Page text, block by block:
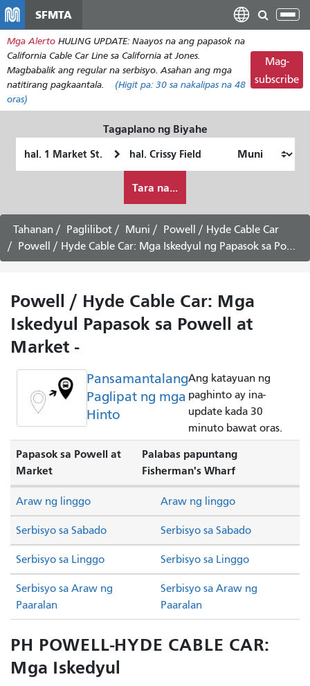
pangunahing
nilalaman
SFMTA
I-
ang
Mga Alerto HULING UPDATE: Naayos na ang papasok na
California Cable Car Line sa California at Jones.
Magbabalik ang regular na serbisyo. Asahan ang mga
natitirang pagkaantala.
(Higit pa: 30 sa nakalipas na 48
oras)
Mag-
subscribe
Tagaplano ng Biyahe
ko
gustong
maglakbay
Tara na...
Tahanan Paglilibot Muni
Powell / Hyde Cable Car
Powell / Hyde Cable Car: Mga Iskedyul ng Papasok sa Powell at Market
Powell / Hyde Cable Car: Mga
Iskedyul Papasok sa Powell at
Market -
Pansamantalang
Paglipat ng mga
Hinto
Ang katayuan ng
paghinto ay ina-
update kada 30
minuto bawat oras.
Papasok sa Powell at
Market
Palabas papuntang
Fisherman's Wharf
Serbisyo sa Sabado Serbisyo sa Sabado
Serbisyo sa Linggo Serbisyo sa Linggo
Araw ng linggo Araw ng linggo
Serbisyo sa Araw ng
Paaralan
Serbisyo sa Araw ng
Paaralan
PH POWELL-HYDE CABLE CAR:
Mga Iskedyul